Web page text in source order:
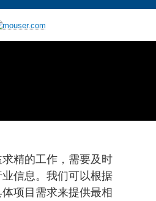
精的工作，需要及时
信息。我们可以根据
项目需求来提供最相